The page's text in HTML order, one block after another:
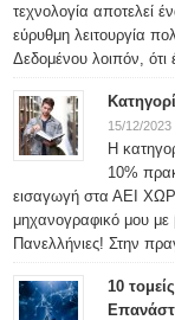
τεχνολογία αποτελεί
εύρυθμη λειτουργία
Δεδομένου λοιπόν, ότι
15/12/2023
Η
10%
εισαγωγή στα ΑΕΙ
μηχανογραφικό μου
Πανελλήνιες! Στην
10